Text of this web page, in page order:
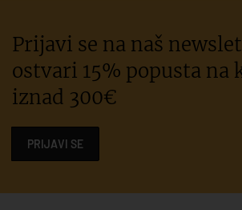
Prijavi se na naš
ostvari 15% popusta na
iznad 300€
PRIJAVI SE